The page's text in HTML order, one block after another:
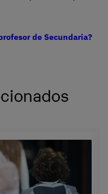
de Secundaria?